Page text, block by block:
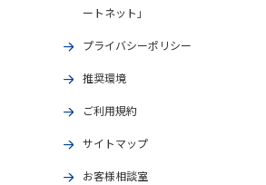
ートネット」
プライバシーポリシー
推奨環境
ご利用規約
サイトマップ
お客様相談室